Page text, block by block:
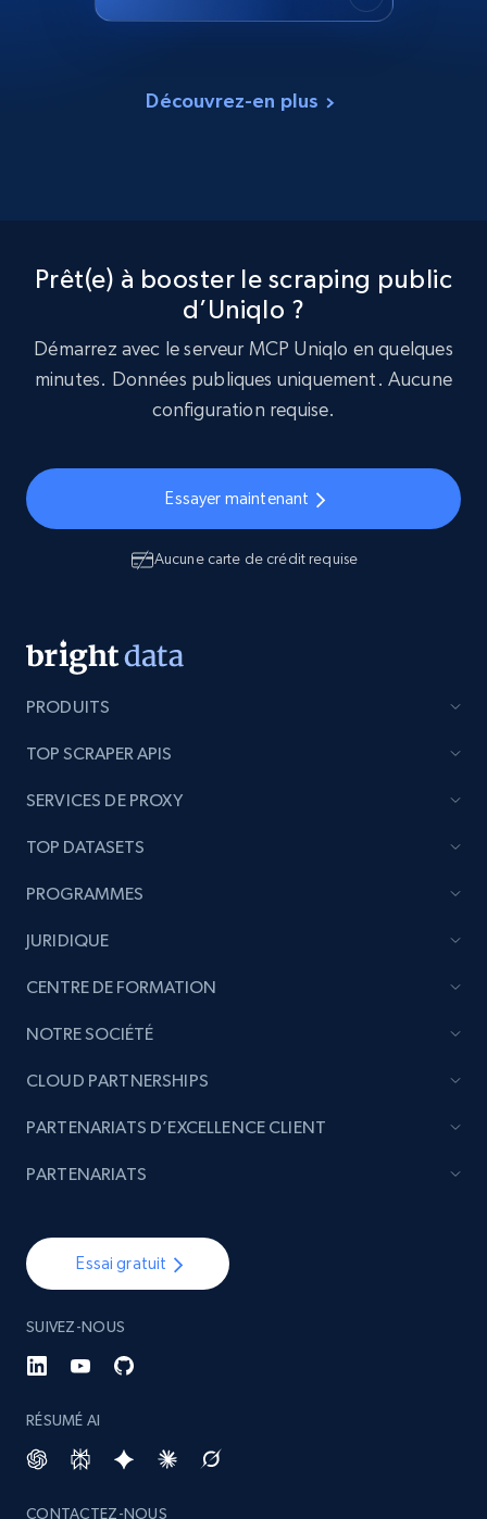
Découvrez-en plus
Prêt(e) à booster le scraping public
d’Uniqlo ?
Démarrez avec le serveur MCP Uniqlo en quelques
minutes. Données publiques uniquement. Aucune
configuration requise.
Essayer maintenant
Aucune carte de crédit requise
PRODUITS
TOP SCRAPER APIS
SERVICES DE PROXY
TOP DATASETS
PROGRAMMES
JURIDIQUE
CENTRE DE FORMATION
NOTRE SOCIÉTÉ
Essai gratuit
SUIVEZ-NOUS
RÉSUMÉ AI
CONTACTEZ-NOUS
CLOUD PARTNERSHIPS
PARTENARIATS D’EXCELLENCE CLIENT
PARTENARIATS